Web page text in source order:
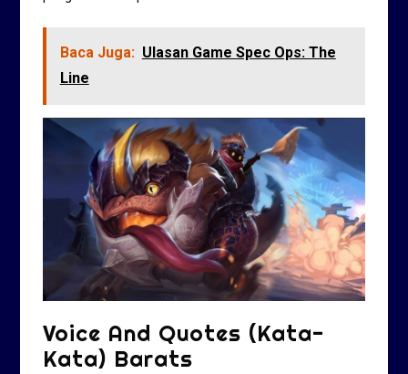
Baca Juga: Ulasan Game Spec Ops: The
Line
Voice And Quotes (Kata-
Kata) Barats